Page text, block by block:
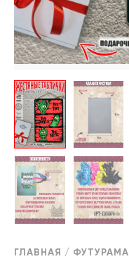
ГЛАВНАЯ / ФУТУРАМА